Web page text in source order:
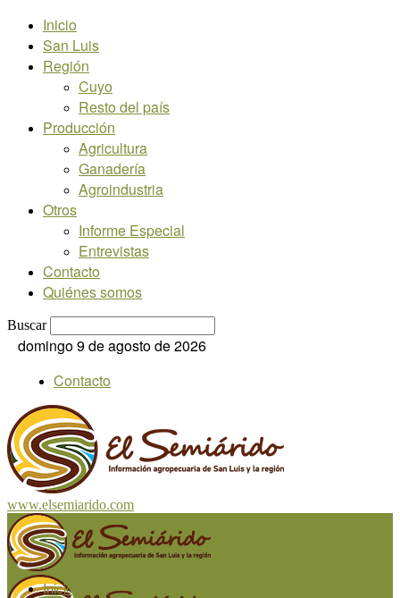
Inicio
San Luis
Región
Cuyo
Resto del país
Producción
Agricultura
Ganadería
Agroindustria
Otros
Informe Especial
Entrevistas
Contacto
Quiénes somos
Buscar
domingo 9 de agosto de 2026
Contacto
www.elsemiarido.com
Inicio